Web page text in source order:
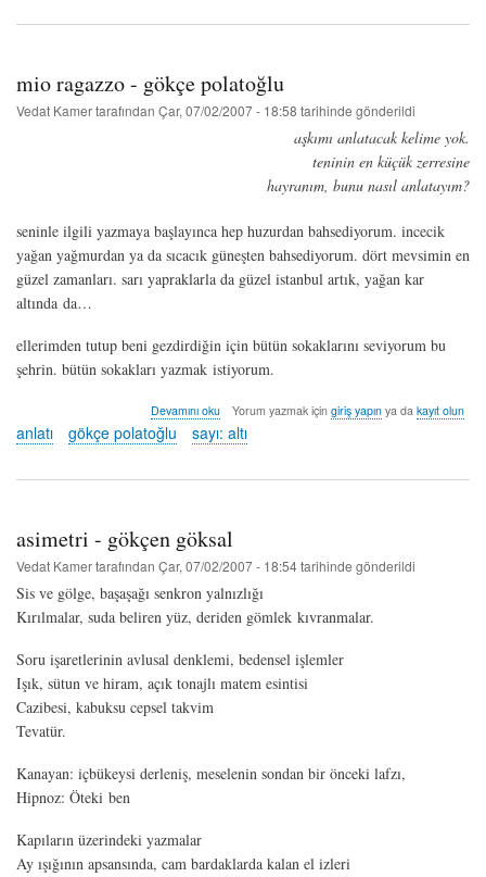
ulaş
mio ragazzo - gökçe polatoğlu
Vedat Kamertarafından Çar, 07/02/2007 - 18:58 tarihinde gönderildi
aşkımı anlatacak kelime yok.
teninin en küçük zerresine
hayranım, bunu nasıl anlatayım?
seninle ilgili yazmaya başlayınca hep huzurdan bahsediyorum. incecik
yağan yağmurdan ya da sıcacık güneşten bahsediyorum. dört mevsimin en
güzel zamanları. sarı yapraklarla da güzel istanbul artık, yağan kar
altında da…
ellerimden tutup beni gezdirdiğin için bütün sokaklarını seviyorum bu
şehrin. bütün sokakları yazmak istiyorum.
mio
ragazzo
-
polatoğlu
Devamını oku Yorum yazmak için giriş yapınya da kayıt olun
anlatı gökçe polatoğlu sayı: altı
asimetri - gökçen göksal
Vedat Kamertarafından Çar, 07/02/2007 - 18:54tarihinde gönderildi
Sis ve gölge, başaşağı senkron yalnızlığı
Kırılmalar, suda beliren yüz, deriden gömlek kıvranmalar.
Soru işaretlerinin avlusal denklemi, bedensel işlemler
Işık, sütun ve hiram, açık tonajlı matem esintisi
Cazibesi, kabuksu cepsel takvim
Tevatür.
Kanayan: içbükeysi derleniş, meselenin sondan bir önceki lafzı,
Hipnoz: Öteki ben
Kapıların üzerindeki yazmalar
Ay ışığının apsansında, cam bardaklarda kalan el izleri